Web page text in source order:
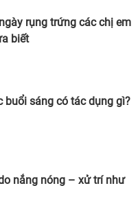
rụng trứng các chị em
biết
buổi sáng có tác dụng gì?
nắng nóng – xử trí như